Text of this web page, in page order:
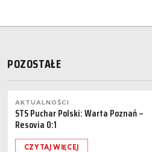
POZOSTAŁE
AKTUALNOŚCI
STS Puchar Polski: Warta Poznań –
Resovia 0:1
CZYTAJ WIĘCEJ